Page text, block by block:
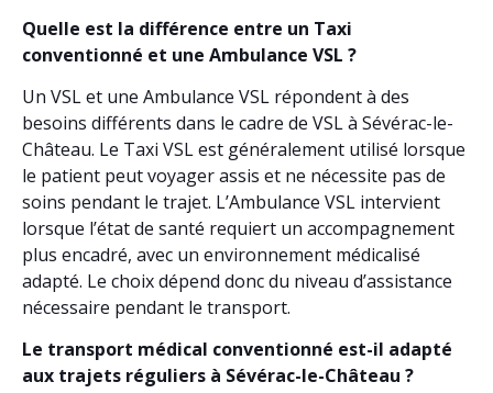
Quelle est la différence entre un Taxi
conventionné et une Ambulance VSL ?
Un VSL et une Ambulance VSL répondent à des
besoins différents dans le cadre de VSL à Sévérac-le-
Château. Le Taxi VSL est généralement utilisé lorsque
le patient peut voyager assis et ne nécessite pas de
soins pendant le trajet. L’Ambulance VSL intervient
lorsque l’état de santé requiert un accompagnement
plus encadré, avec un environnement médicalisé
adapté. Le choix dépend donc du niveau d’assistance
nécessaire pendant le transport.
Le transport médical conventionné est-il adapté
aux trajets réguliers à Sévérac-le-Château ?